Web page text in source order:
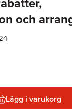
och
Lägg i varukorg